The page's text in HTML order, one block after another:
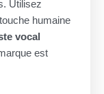
Utilisez
humaine
vocal
est